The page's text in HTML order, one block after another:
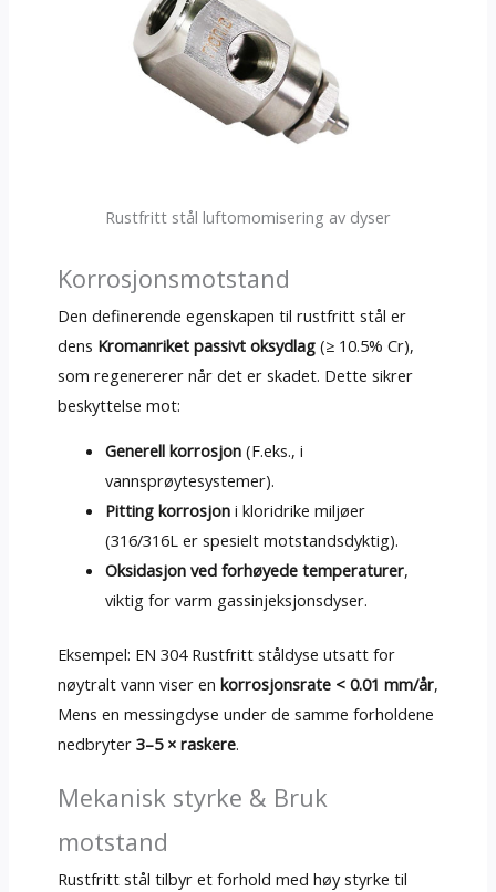
Rustfritt stål luftomomisering av dyser
Korrosjonsmotstand
Den definerende egenskapen til rustfritt stål er
dens Kromanriket passivt oksydlag(≥ 10.5% Cr),
som regenererer når det er skadet. Dette sikrer
beskyttelse mot:
Generell korrosjon (F.eks., i
vannsprøytesystemer).
Pitting korrosjon i kloridrike miljøer
(316/316L er spesielt motstandsdyktig).
Oksidasjon ved forhøyede temperaturer,
viktig for varm gassinjeksjonsdyser.
Eksempel: EN 304 Rustfritt ståldyse utsatt for
nøytralt vann viser en korrosjonsrate < 0.01 mm/år,
Mens en messingdyse under de samme forholdene
nedbryter 3–5 × raskere.
Mekanisk styrke & Bruk
motstand
Rustfritt stål tilbyr et forhold med høy styrke til